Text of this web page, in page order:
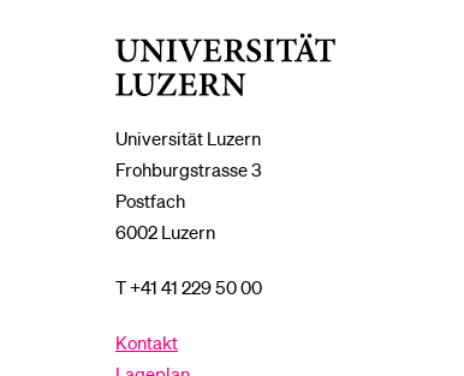
Universität Luzern
Frohburgstrasse 3
Postfach
6002 Luzern
T +41 41 229 50 00
Kontakt